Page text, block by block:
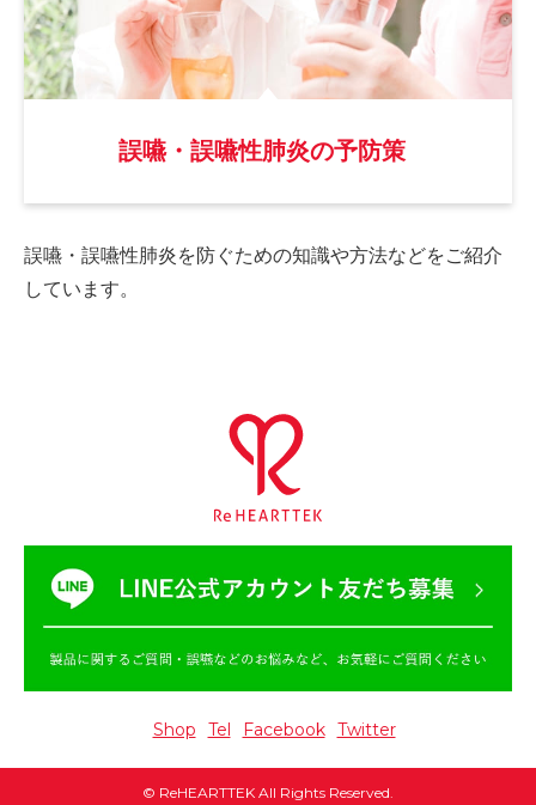
誤嚥・誤嚥性肺炎の予防策
誤嚥・誤嚥性肺炎を防ぐための知識や方法などをご紹介
しています。
Shop Tel Facebook Twitter
© ReHEARTTEK All Rights Reserved.